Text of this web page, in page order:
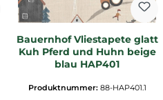
Bauernhof Vliestapete glatt
Kuh Pferd und Huhn beige
blau HAP401
Produktnummer: 88-HAP401.1